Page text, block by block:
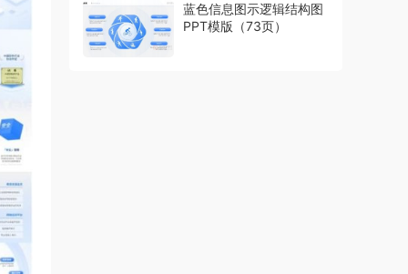
蓝色信息图示逻辑结构图
PPT模版（73页）